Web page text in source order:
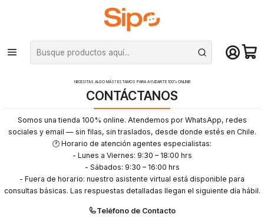
¡Compra hasta mediodía y recibe hoy! De lunes a sábado en el gran
Santiago. Envío gratis desde $29.990
Inicio Contacto
NECESITAS ALGO MÁS? ESTAMOS PARA AYUDARTE 100% ONLINE!
CONTÁCTANOS
Somos una tienda 100% online. Atendemos por WhatsApp, redes
sociales y email — sin filas, sin traslados, desde donde estés en Chile.
🕐 Horario de atención agentes especialistas:
- Lunes a Viernes: 9:30 – 18:00 hrs
- Sábados: 9:30 – 16:00 hrs
- Fuera de horario: nuestro asistente virtual está disponible para
consultas básicas. Las respuestas detalladas llegan el siguiente día hábil.
Teléfono de Contacto